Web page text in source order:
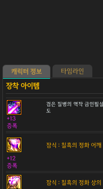
캐릭터 정보 타임라인
검은 질병의 역작 금인필
도
+13
증폭
잠식 : 칠흑의 정화 어깨
+12
증폭
잠식 : 칠흑의 정화 상의